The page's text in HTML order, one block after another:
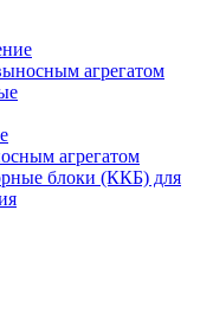
агрегатом
агрегатом
блоки (ККБ) для